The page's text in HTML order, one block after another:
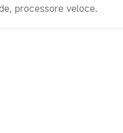
processore veloce.